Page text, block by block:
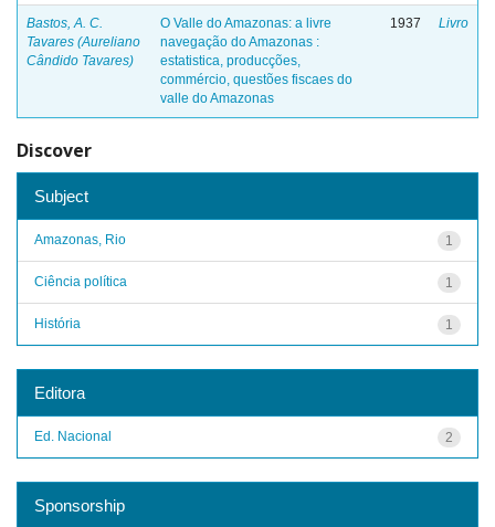
Bastos, A. C.
Tavares (Aureliano
Cândido Tavares)
O Valle do Amazonas: a livre
navegação do Amazonas :
estatistica, producções,
commércio, questões fiscaes do
valle do Amazonas
1937 Livro
Discover
Subject
1
Amazonas, Rio
1
Ciência política
1
História
Editora
2
Ed. Nacional
Sponsorship